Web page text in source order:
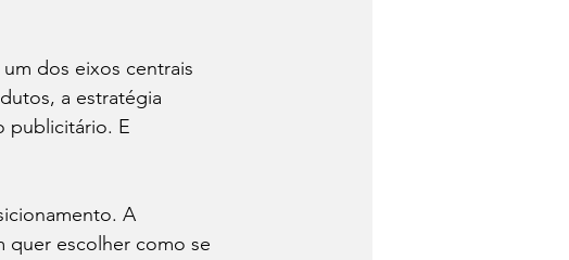
dos eixos centrais
a estratégia
publicitário. E
A
quer escolher como se